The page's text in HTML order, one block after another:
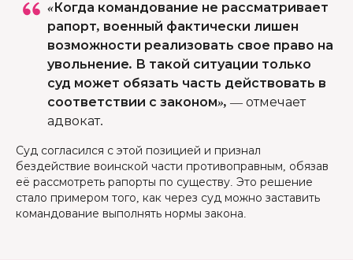
«Когда командование не рассматривает
рапорт, военный фактически лишен
возможности реализовать свое право на
увольнение. В такой ситуации только
суд может обязать часть действовать в
соответствии с законом», — отмечает
адвокат.
Суд согласился с этой позицией и признал
бездействие воинской части противоправным, обязав
её рассмотреть рапорты по существу. Это решение
стало примером того, как через суд можно заставить
командование выполнять нормы закона.